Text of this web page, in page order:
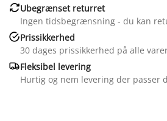
Ubegrænset returret
Ingen tidsbegrænsning - du kan
Prissikkerhed
30 dages prissikkerhed på alle
Fleksibel levering
Hurtig og nem levering der passer